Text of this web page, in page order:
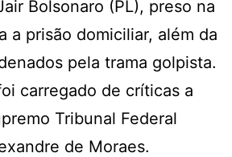
Bolsonaro (PL), preso na
a prisão domiciliar, além da
pela trama golpista.
carregado de críticas a
Tribunal Federal
de Moraes.